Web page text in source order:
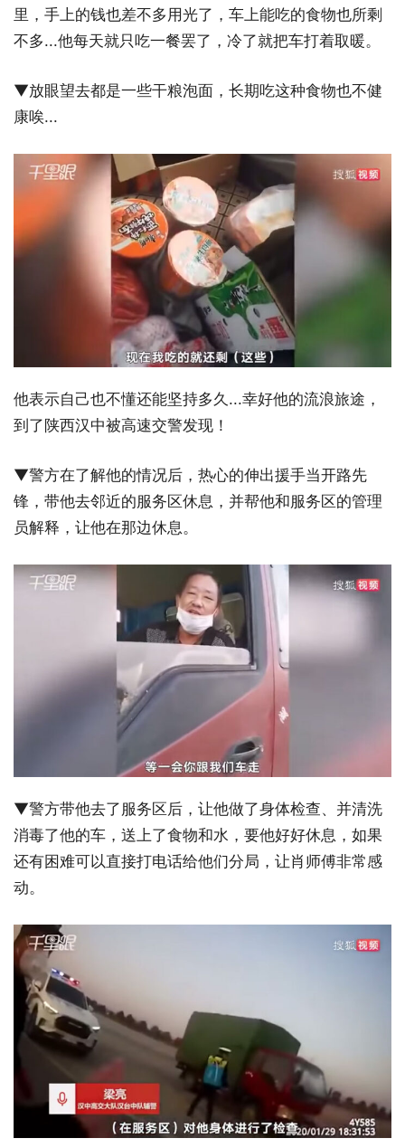
里，手上的钱也差不多用光了，车上能吃的食物也所剩
不多...他每天就只吃一餐罢了，冷了就把车打着取暖。
▼放眼望去都是一些干粮泡面，长期吃这种食物也不健
康唉...
他表示自己也不懂还能坚持多久...幸好他的流浪旅途，
到了陕西汉中被高速交警发现！
▼警方在了解他的情况后，热心的伸出援手当开路先
锋，带他去邻近的服务区休息，并帮他和服务区的管理
员解释，让他在那边休息。
▼警方带他去了服务区后，让他做了身体检查、并清洗
消毒了他的车，送上了食物和水，要他好好休息，如果
还有困难可以直接打电话给他们分局，让肖师傅非常感
动。